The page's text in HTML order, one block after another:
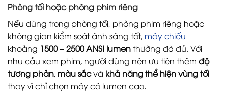
Phòng tối hoặc phòng phim riêng
Nếu dùng trong phòng tối, phòng phim riêng hoặc
không gian kiểm soát ánh sáng tốt, máy chiếu
khoảng 1500 – 2500 ANSI lumenthường đã đủ. Với
nhu cầu xem phim, người dùng nên ưu tiên thêm độ
tương phản, màu sắcvà khả năng thể hiện vùng tối
thay vì chỉ chọn máy có lumen cao.